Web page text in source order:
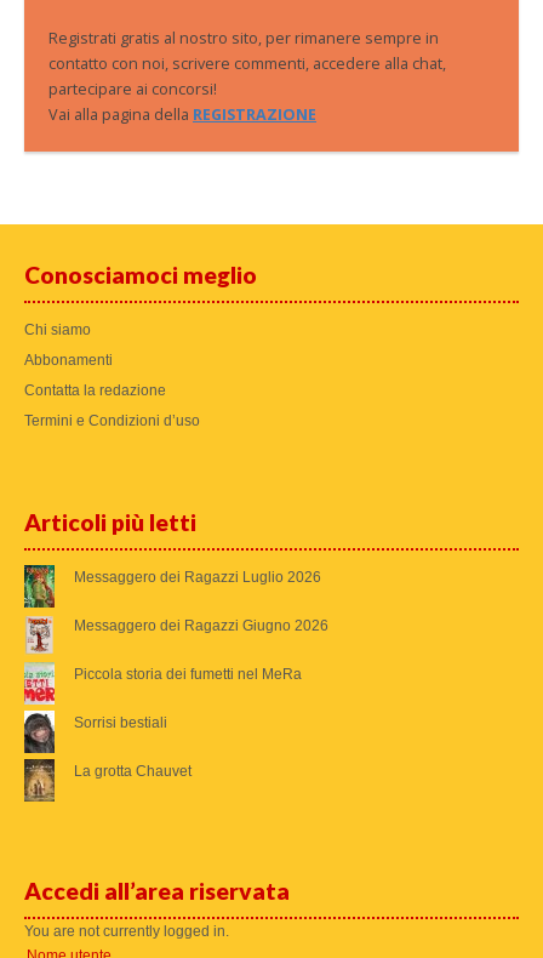
Registrati gratis al nostro sito, per rimanere sempre in
contatto con noi, scrivere commenti, accedere alla chat,
partecipare ai concorsi!
Vai alla pagina della REGISTRAZIONE
Conosciamoci meglio
Chi siamo
Abbonamenti
Contatta la redazione
Termini e Condizioni d’uso
Articoli più letti
Messaggero dei Ragazzi Luglio 2026
Messaggero dei Ragazzi Giugno 2026
Piccola storia dei fumetti nel MeRa
Sorrisi bestiali
La grotta Chauvet
Accedi all’area riservata
You are not currently logged in.